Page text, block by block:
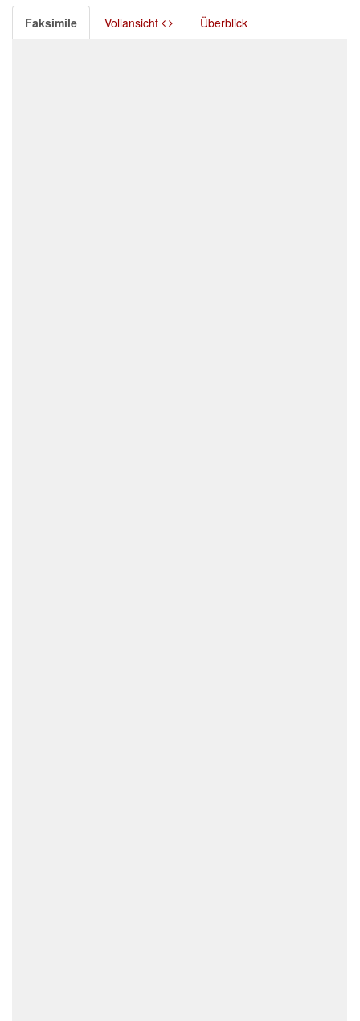
Faksimile Vollansicht Überblick